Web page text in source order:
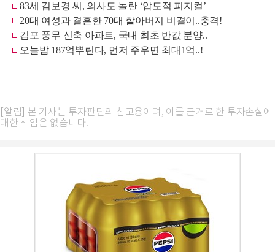
[알림] 본 기사는 투자판단의 참고용이며, 이를 근거로 한 투자손실에
대한 책임은 없습니다.